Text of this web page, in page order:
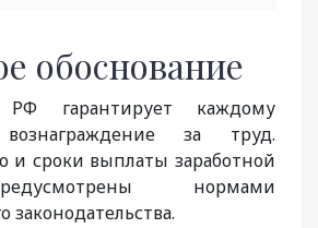
обоснование
РФ гарантирует каждому
за труд.
и сроки выплаты заработной
нормами
законодательства.